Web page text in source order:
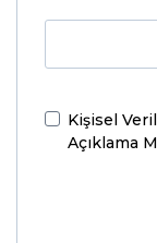
Kişisel
Açıklama